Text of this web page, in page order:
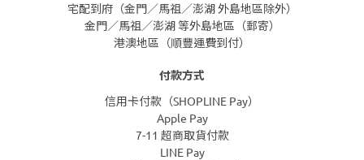
宅配到府（金門／馬祖／澎湖 外島地區除外）
金門／馬祖／澎湖 等外島地區（郵寄）
港澳地區（順豐運費到付）
付款方式
信用卡付款（SHOPLINE Pay）
Apple Pay
7-11 超商取貨付款
LINE Pay